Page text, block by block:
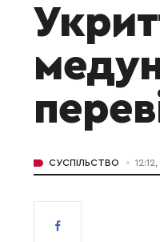
СУСПІЛЬСТВО